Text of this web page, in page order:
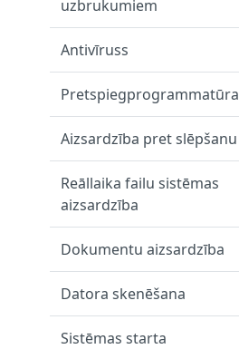
uzbrukumiem
Antivīruss
Pretspiegprogrammatūra
Aizsardzība pret slēpšanu
Reāllaika failu sistēmas
aizsardzība
Dokumentu aizsardzība
Datora skenēšana
Sistēmas starta